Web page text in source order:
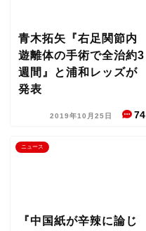
青木拓矢『右足関節内
遊離体の手術で全治約3
週間』と浦和レッズが
発表
2019年10月25日 74
ニュース
『中国紙が辛辣に論じ